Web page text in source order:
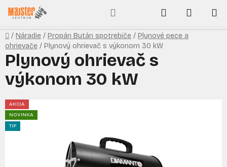
Prejsť
na
obsah
Hľadať
KOŠÍK
Domov
/ Náradie / Propán Bután spotrebiče / Plynové pece a
ohrievače / Plynový ohrievač s výkonom 30 kW
Plynový ohrievač s
výkonom 30 kW
AKCIA
NOVINKA
TIP